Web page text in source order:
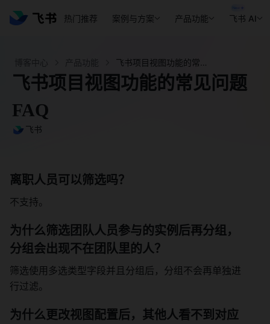
热门推荐 案例与方案 产品功能 飞书 AI
飞书项目视图功能的常见问题
FAQ
飞书
离职人员可以筛选吗？
不支持。
为什么筛选团队人员参与的实例后再分组，
分组会出现不在团队里的人？
筛选使用多选类型字段并且分组后，分组不会再单独进
行过滤。
为什么更改视图配置后，其他人看不到对应